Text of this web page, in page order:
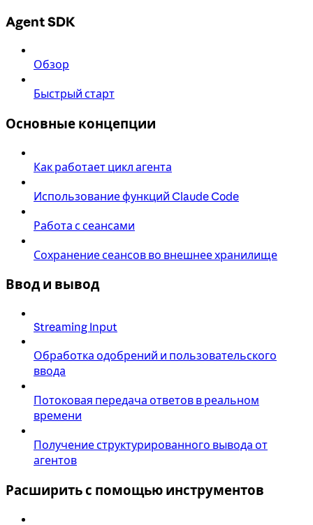
Agent SDK
Обзор
Быстрый старт
Основные концепции
Как работает цикл агента
Использование функций Claude Code
Работа с сеансами
Сохранение сеансов во внешнее хранилище
Ввод и вывод
Streaming Input
Обработка одобрений и пользовательского
ввода
Потоковая передача ответов в реальном
времени
Получение структурированного вывода от
агентов
Расширить с помощью инструментов